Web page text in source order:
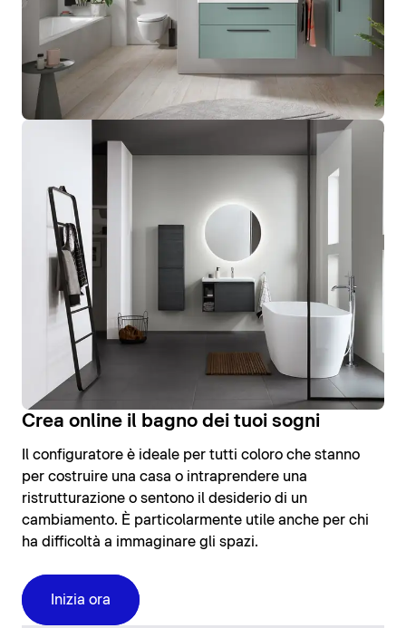
Crea online il bagno dei tuoi sogni
Il configuratore è ideale per tutti coloro che stanno
per costruire una casa o intraprendere una
ristrutturazione o sentono il desiderio di un
cambiamento. È particolarmente utile anche per chi
ha difficoltà a immaginare gli spazi.
Inizia ora